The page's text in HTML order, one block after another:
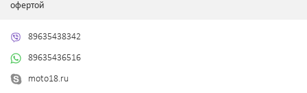
офертой
89635438342
89635436516
moto18.ru